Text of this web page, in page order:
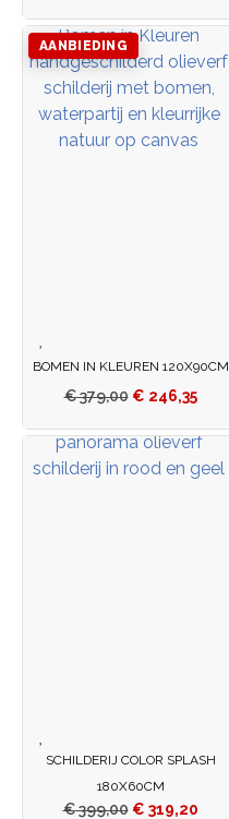
AANBIEDING
BOMEN IN KLEUREN 120X90CM
€379,00 € 246,35
SCHILDERIJ COLOR SPLASH
180X60CM
€399,00 € 319,20